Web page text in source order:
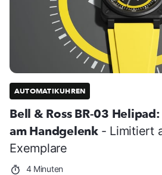
AUTOMATIKUHREN
Bell & Ross BR-03
am Handgelenk - Limitiert
Exemplare
4 Minuten